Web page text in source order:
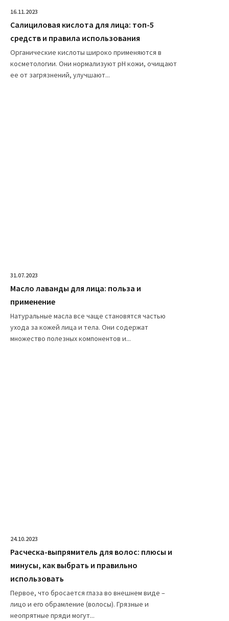
16.11.2023
Салициловая кислота для лица: топ-5
средств и правила использования
Органические кислоты широко применяются в
косметологии. Они нормализуют pH кожи, очищают
ее от загрязнений, улучшают...
31.07.2023
Масло лаванды для лица: польза и
применение
Натуральные масла все чаще становятся частью
ухода за кожей лица и тела. Они содержат
множество полезных компонентов и...
24.10.2023
Расческа-выпрямитель для волос: плюсы и
минусы, как выбрать и правильно
использовать
Первое, что бросается глаза во внешнем виде –
лицо и его обрамление (волосы). Грязные и
неопрятные пряди могут...